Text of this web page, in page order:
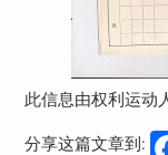
此信息由权利运动
分享这篇文章到: